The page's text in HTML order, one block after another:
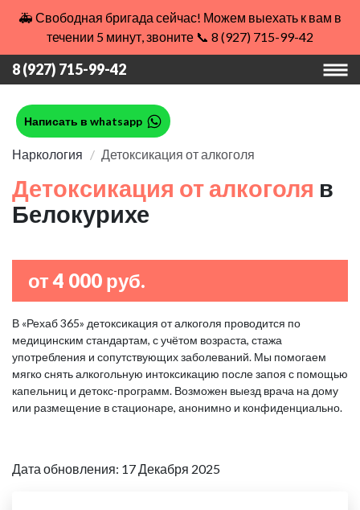
🚑 Свободная бригада сейчас! Можем выехать к вам в
течении 5 минут, звоните 📞 8 (927) 715-99-42
8 (927) 715-99-42
Написать в whatsapp
Наркология Детоксикация от алкоголя
Детоксикация от алкоголя в
Белокурихе
от 4 000 руб.
В «Рехаб 365» детоксикация от алкоголя проводится по
медицинским стандартам, с учётом возраста, стажа
употребления и сопутствующих заболеваний. Мы помогаем
мягко снять алкогольную интоксикацию после запоя с помощью
капельниц и детокс-программ. Возможен выезд врача на дому
или размещение в стационаре, анонимно и конфиденциально.
Дата обновления: 17 Декабря 2025